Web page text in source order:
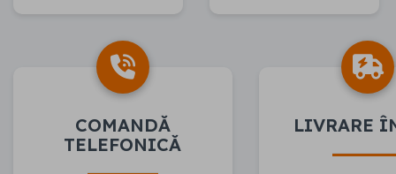
COMANDĂ
TELEFONICĂ
LIVRARE